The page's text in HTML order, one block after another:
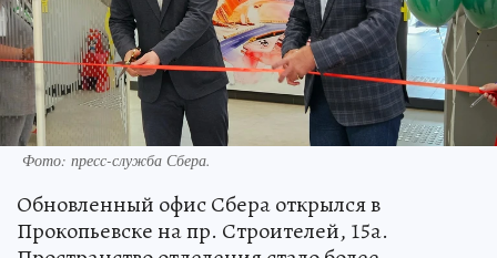
Фото: пресс-служба Сбера.
Обновленный офис Сбера открылся в
Прокопьевске на пр. Строителей, 15а.